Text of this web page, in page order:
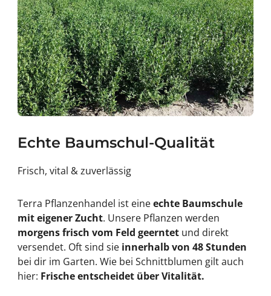
Echte Baumschul-Qualität
Frisch, vital & zuverlässig
Terra Pflanzenhandel ist eineechte Baumschule
mit eigener Zucht. Unsere Pflanzen werden
morgens frisch vom Feld geerntetund direkt
versendet. Oft sind sie innerhalb von 48 Stunden
bei dir im Garten. Wie bei Schnittblumen gilt auch
hier: Frische entscheidet über Vitalität.